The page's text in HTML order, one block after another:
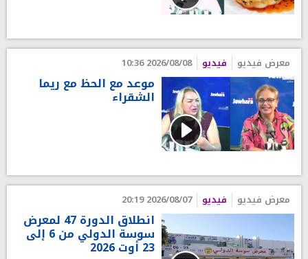
معرض فيديو فيديو 2026/08/08 10:36
موعد مع الحظ مع ريما
الشقراء
معرض فيديو فيديو 2026/08/07 20:19
انطلاق الدورة 47 لمعرض
سوسة الدولي من 6 إلى
23 أوت 2026